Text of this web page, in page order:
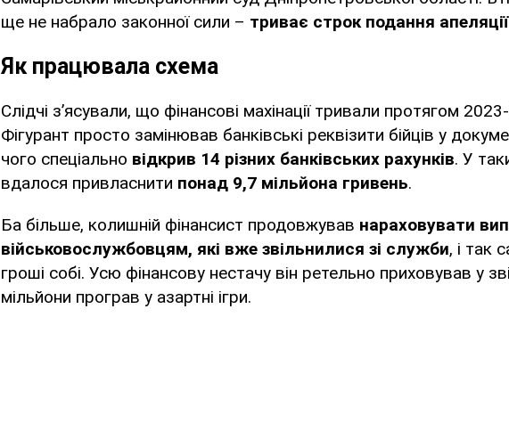
ще не набрало законної сили – триває строк подання
Як працювала схема
Слідчі з’ясували, що фінансові махінації тривали протягом
Фігурант просто замінював банківські реквізити бійців у
чого спеціально відкрив 14 різних банківських рахунків. У
вдалося привласнити понад 9,7 мільйона гривень.
Ба більше, колишній фінансист продовжував нараховувати
військовослужбовцям, які вже звільнилися зі служби, і так
гроші собі. Усю фінансову нестачу він ретельно приховував у
мільйони програв у азартні ігри.